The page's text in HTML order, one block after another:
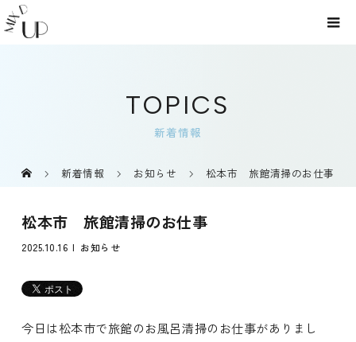
TOPICS
新着情報
新着情報 お知らせ 松本市 旅館清掃のお仕事
松本市 旅館清掃のお仕事
2025.10.16 お知らせ
今日は松本市で旅館のお風呂清掃のお仕事がありまし